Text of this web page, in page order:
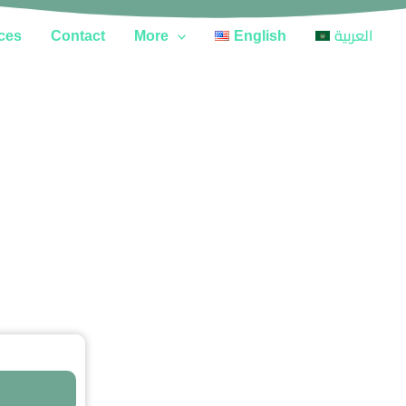
Contact More English العربية